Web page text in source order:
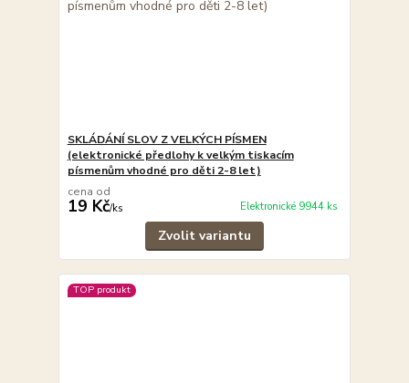
SKLÁDÁNÍ SLOV Z VELKÝCH PÍSMEN
(elektronické předlohy k velkým tiskacím
písmenům vhodné pro děti 2-8 let)
cena od
19 Kč/ks Elektronické 9944 ks
Zvolit variantu
TOP produkt